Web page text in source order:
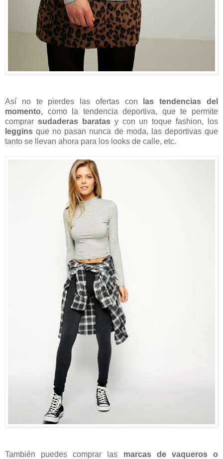
Así no te pierdes las ofertas con
las tendencias del
momento, como la tendencia deportiva, que te permite
comprar sudaderas baratasy con un toque fashion, los
legginsque no pasan nunca de moda, las deportivas que
tanto se llevan ahora para los looks de calle, etc.
También puedes comprar las marcas de vaqueros o